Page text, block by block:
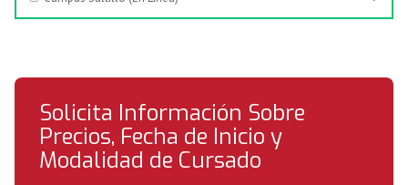
Solicita Información Sobre
Precios, Fecha de Inicio y
Modalidad de Cursado